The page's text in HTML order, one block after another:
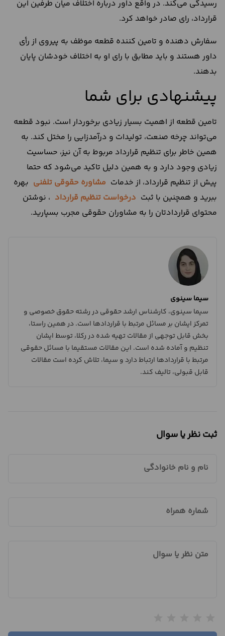
رسیدگی می‌کند. در واقع داور درباره اختلاف میان طرفین این
قرارداد، رای صادر خواهد کرد.
سفارش دهنده و تامین کننده قطعه موظف به پیروی از رأی
داور هستند و باید مطابق با رای او به اختلاف خودشان پایان
بدهند.
پیشنهادی برای شما
تامین قطعه از اهمیت بسیار زیادی برخوردار است. نبود قطعه
می‌تواند چرخه صنعت، تولیدات و درآمدزایی را مختل کند. به
همین خاطر برای تنظیم قرارداد مربوط به آن نیز، حساسیت
زیادی وجود دارد و به همین دلیل تاکید می‌شود که حتما
پیش از تنظیم قرارداد، از خدمات مشاوره حقوقی تلفنی بهره
ببرید و همچنین با ثبت درخواست تنظیم قرارداد ، نوشتن
محتوای قراردادتان را به مشاوران حقوقی مجرب بسپارید.
سیما سینوی
سیما سینوی، کارشناس ارشد حقوقی در رشته حقوق خصوصی و
تمرکز ایشان بر مسائل مرتبط با قراردادها است. در همین راستا،
بخش قابل توجهی از مقالات تهیه شده در رکلا، توسط ایشان
تنظیم و آماده شده است. این مقالات مستقیما با مسائل حقوقی
مرتبط با قراردادها ارتباط دارد و سیما، تلاش کرده است مقالات
قابل قبولی، تالیف کند.
ثبت نظر یا سوال
نام و نام خانوادگی
شماره همراه
متن نظر یا سوال